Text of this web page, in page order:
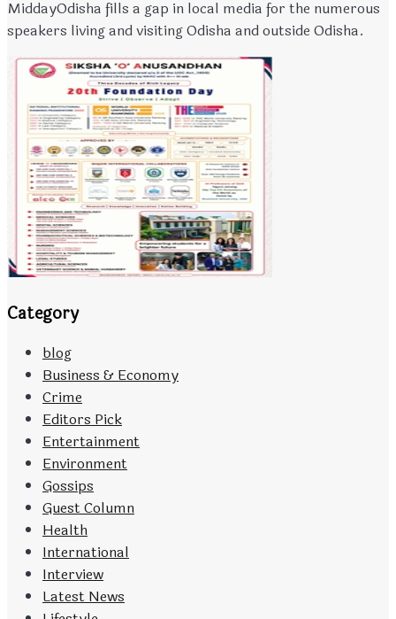
MiddayOdisha fills a gap in local media for the numerous
speakers living and visiting Odisha and outside Odisha.
Category
blog
Business & Economy
Crime
Editors Pick
Entertainment
Environment
Gossips
Guest Column
Health
International
Interview
Latest News